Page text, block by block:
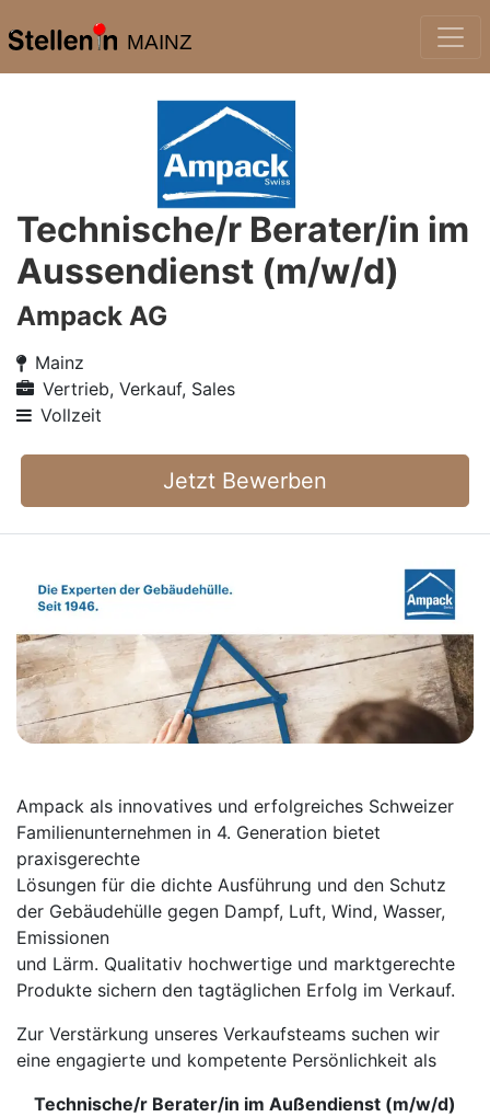
MAINZ
Technische/r Berater/in im
Aussendienst (m/w/d)
Ampack AG
Mainz
Vertrieb, Verkauf, Sales
Vollzeit
Jetzt Bewerben
Ampack als innovatives und erfolgreiches Schweizer
Familienunternehmen in 4. Generation bietet
praxisgerechte
Lösungen für die dichte Ausführung und den Schutz
der Gebäudehülle gegen Dampf, Luft, Wind, Wasser,
Emissionen
und Lärm. Qualitativ hochwertige und marktgerechte
Produkte sichern den tagtäglichen Erfolg im Verkauf.
Zur Verstärkung unseres Verkaufsteams suchen wir
eine engagierte und kompetente Persönlichkeit als
Technische/r Berater/in im Außendienst (m/w/d)